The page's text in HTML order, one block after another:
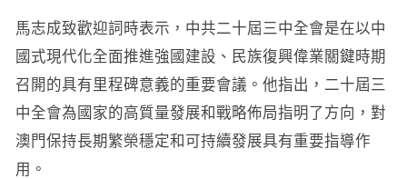
馬志成致歡迎詞時表示，中共二十屆三中全會是在以中
國式現代化全面推進強國建設、民族復興偉業關鍵時期
召開的具有里程碑意義的重要會議。他指出，二十屆三
中全會為國家的高質量發展和戰略佈局指明了方向，對
澳門保持長期繁榮穩定和可持續發展具有重要指導作
用。